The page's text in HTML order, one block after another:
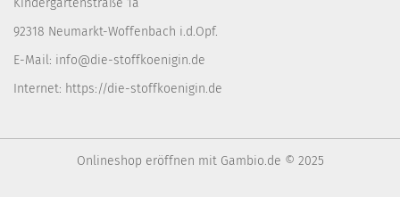
Kindergartenstraße 1a
92318 Neumarkt-Woffenbach i.d.Opf.
E-Mail: info@die-stoffkoenigin.de
Internet: https://die-stoffkoenigin.de
Onlineshop eröffnen mit Gambio.de © 2025